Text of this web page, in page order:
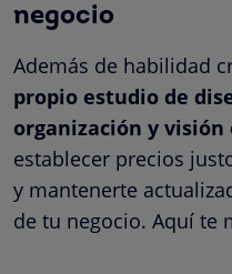
negocio
Además de habilidad
propio estudio de
organización y visión
establecer precios
y mantenerte
de tu negocio. Aquí te